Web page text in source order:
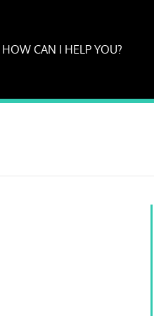
HOW CAN I HELP YOU?